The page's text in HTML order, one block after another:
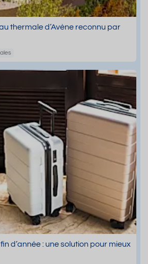
thermale d’Avène reconnu par
d’année : une solution pour mieux